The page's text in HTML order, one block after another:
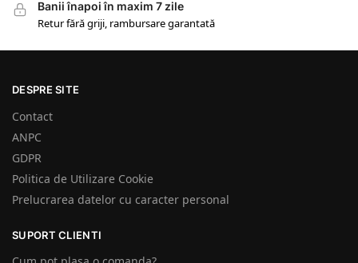
Banii înapoi în maxim 7 zile
Retur fără griji, rambursare garantată
DESPRE SITE
Contact
ANPC
GDPR
Politica de Utilizare Cookie
Prelucrarea datelor cu caracter personal
SUPORT CLIENTI